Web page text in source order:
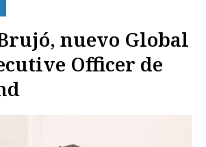
nuevo Global
Officer de